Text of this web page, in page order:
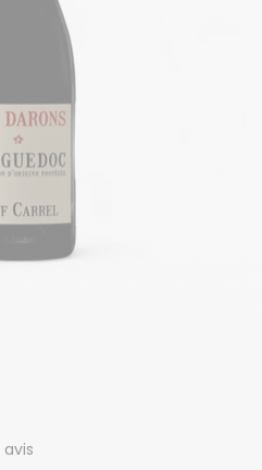
avis